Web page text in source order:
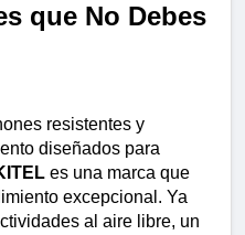
que No Debes
resistentes y
diseñados para
es una marca que
excepcional. Ya
al aire libre, un